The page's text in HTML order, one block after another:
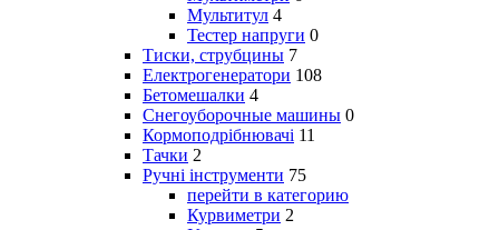
Мультитул 4
Тестер напруги 0
Тиски, струбцины 7
Електрогенератори 108
Бетомешалки 4
Снегоуборочные машины 0
Кормоподрібнювачі 11
Тачки 2
Ручні інструменти 75
перейти в категорию
Курвиметри 2